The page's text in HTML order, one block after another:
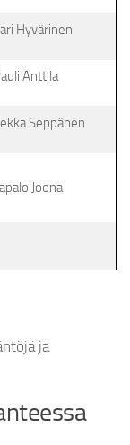
Hyvärinen
Anttila
Seppänen
Joona
ja